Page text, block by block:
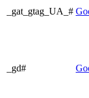
_gat_gtag_UA_#
_gd#